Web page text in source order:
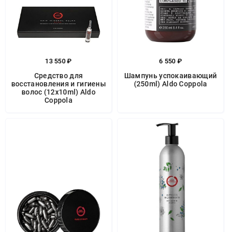
13 550 ₽
Средство для
восстановления и гигиены
волос (12x10ml) Aldo
Coppola
6 550 ₽
Шампунь успокаивающий
(250ml) Aldo Coppola